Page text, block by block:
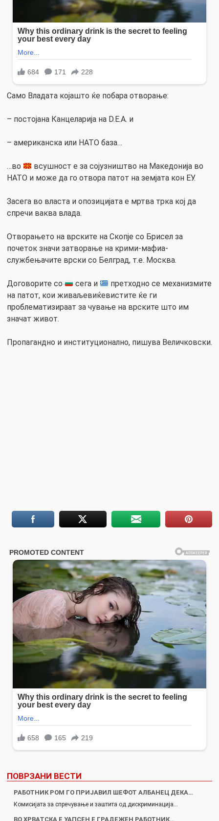
Само Владата којашто ќе побара отворање:
– постојана Канцеларија на D.E.A. и
– американска или НАТО база…
…во
всушност е за сојузништво на Македонија во
НАТО и може да го отвора патот на земјата кон ЕУ.
Засега во власта и опозицијата е мртва трка кој да
спречи ваква влада.
Отворањето на врските на Скопје со Брисел за
почеток значи затворање на крими-мафиа-
службењачите врски со Белград, т.е. Москва.
Договорите со сега и
претходно се механизмите
на патот, кои живаљевиќевистите ќе ги
проблематизираат за чување на врските што им
значат живот.
Пропагандно и институционално, пишува Величковски.
ПОВРЗАНИ ВЕСТИ
РАБОТНИК РОМ ГО ПРИЈАВИЛ ШЕФОТ АЛБАНЕЦ ДЕКА…
Комисијата за спречување и заштита од дискриминација…
ВО ХРВАТСКА Е УАПСЕН Е ГРАДЕЖЕН РАБОТНИК…